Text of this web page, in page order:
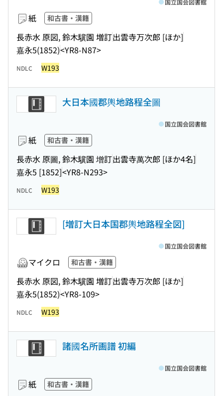
紙 和古書・漢籍
長赤水 原図, 鈴木驥園 増訂出雲寺万次郎 [ほか]
嘉永5(1852)<YR8-N87>
国立国会図書館
NDLC W193
大日本國郡輿地路程全圖
紙 和古書・漢籍
長赤水 原圖, 鈴木驥園 增訂出雲寺萬次郎 [ほか4名]
嘉永5 [1852]<YR8-N293>
国立国会図書館
NDLC W193
[増訂大日本国郡輿地路程全図]
マイクロ 和古書・漢籍
長赤水 原図, 鈴木驥園 増訂出雲寺万次郎 [ほか]
嘉永5(1852)<YR8-109>
国立国会図書館
NDLC W193
諸國名所画譜 初編
紙 和古書・漢籍
国立国会図書館